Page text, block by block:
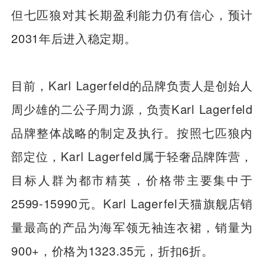
但七匹狼对其长期盈利能力仍有信心，预计
2031年后进入稳定期。
目前，Karl Lagerfeld的品牌负责人是创始人
周少雄的二公子周力源，负责Karl Lagerfeld
品牌整体战略的制定及执行。按照七匹狼内
部定位，Karl Lagerfeld属于轻奢品牌阵营，
目标人群为都市精英，价格带主要集中于
2599-15990元。Karl Lagerfel天猫旗舰店销
量最高的产品为海军领无袖连衣裙，销量为
900+，价格为1323.35元，折扣6折。